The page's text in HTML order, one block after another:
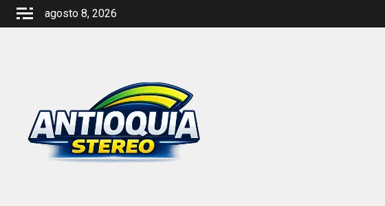
Saltar
agosto 8, 2026